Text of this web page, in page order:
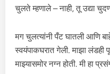
चुलते म्हणाले – नाही, तू उद्या
मग चुलत्यांनी पँट घातली आणि
स्वयंपाकघरात गेली. माझा लंडही
माझ्यासमोर नग्न होती. मी हा